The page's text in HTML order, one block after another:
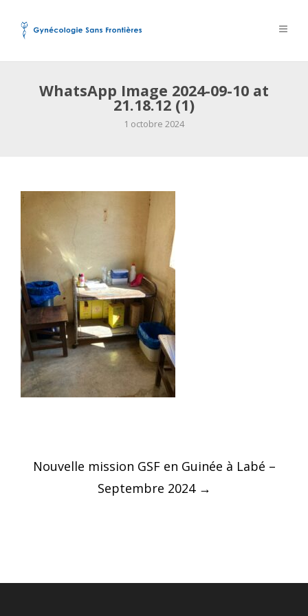
WhatsApp Image 2024-09-10 at
21.18.12 (1)
1 octobre 2024
Post
navigation
Nouvelle mission GSF en Guinée à Labé –
Septembre 2024 →